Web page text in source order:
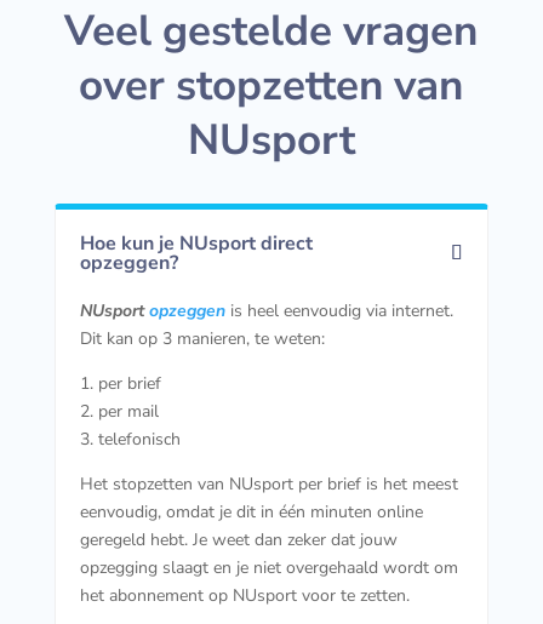
Veel gestelde vragen
over stopzetten van
NUsport
Hoe kun je NUsport direct
opzeggen?
NUsportopzeggenis heel eenvoudig via internet.
Dit kan op 3 manieren, te weten:
1. per brief
2. per mail
3. telefonisch
Het stopzetten van NUsport per brief is het meest
eenvoudig, omdat je dit in één minuten online
geregeld hebt. Je weet dan zeker dat jouw
opzegging slaagt en je niet overgehaald wordt om
het abonnement op NUsport voor te zetten.